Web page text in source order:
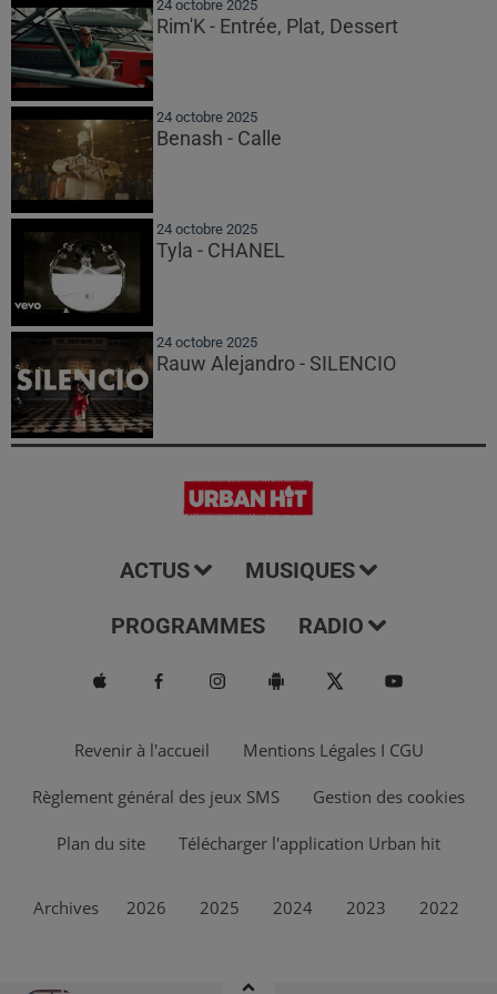
24 octobre 2025
Rim'K - Entrée, Plat, Dessert
24 octobre 2025
Benash - Calle
24 octobre 2025
Tyla - CHANEL
24 octobre 2025
Rauw Alejandro - SILENCIO
ACTUS MUSIQUES
PROGRAMMES RADIO
Revenir à l'accueil Mentions Légales I CGU
Règlement général des jeux SMS Gestion des cookies
Plan du site Télécharger l'application Urban hit
Archives 2026 2025 2024 2023 2022